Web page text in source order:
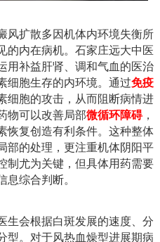
风扩散多因机体内环境失衡所
的内在病机。石家庄远大中医
用补益肝肾、调和气血的医治
细胞生存的内环境。通过免疫
细胞的攻击，从而阻断病情进
物可以改善局部微循环障碍，
恢复创造有利条件。这种整体
部的处理，更注重机体阴阳平
制尤为关键，但具体用药需要
息综合判断。
生会根据白斑发展的速度、分
型。对于风热血燥型进展期病